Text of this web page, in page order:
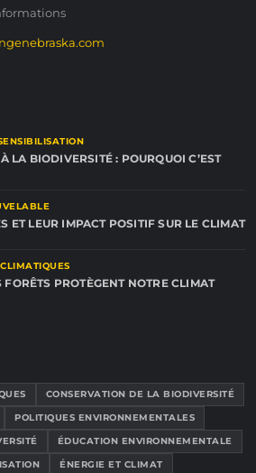
LA BIODIVERSITÉ : POURQUOI C’EST
ET LEUR IMPACT POSITIF SUR LE CLIMAT
FORÊTS PROTÈGENT NOTRE CLIMAT
CONSERVATION DE LA BIODIVERSITÉ
POLITIQUES ENVIRONNEMENTALES
ÉDUCATION ENVIRONNEMENTALE
ÉNERGIE ET CLIMAT